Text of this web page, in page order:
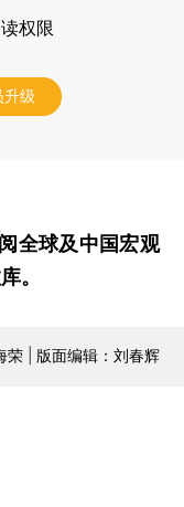
权限
升级
全球及中国宏观
。
荣 | 版面编辑：刘春辉